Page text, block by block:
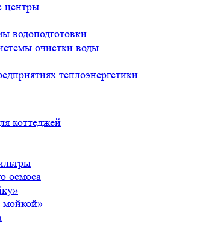
центры
водоподготовки
очистки воды
теплоэнергетики
коттеджей
осмоса
мойкой»